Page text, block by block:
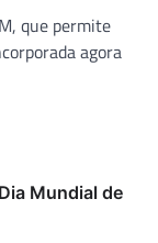
que permite
agora
Mundial de